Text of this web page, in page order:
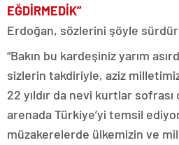
EĞDİRMEDİK”
Erdoğan, sözlerini şöyle
“Bakın bu kardeşiniz yarım
sizlerin takdiriyle, aziz
22 yıldır da nevi kurtlar sofrası
arenada Türkiye’yi temsil
müzakerelerde ülkemizin ve